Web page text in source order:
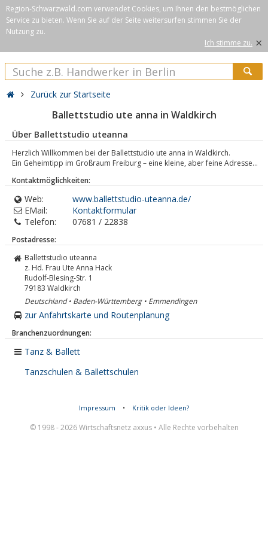
Region-Schwarzwald.com verwendet Cookies, um Ihnen den bestmöglichen
Service zu bieten. Wenn Sie auf der Seite weitersurfen stimmen Sie der
Nutzung zu.
Ich stimme zu. ×
Zurück zur Startseite
Ballettstudio ute anna in Waldkirch
Über Ballettstudio uteanna
Herzlich Willkommen bei der Ballettstudio ute anna in Waldkirch.
Ein Geheimtipp im Großraum Freiburg – eine kleine, aber feine Adresse...
Kontaktmöglichkeiten:
Web:
www.ballettstudio-uteanna.de/
EMail:
Kontaktformular
Telefon:
07681 / 22838
Postadresse:
Ballettstudio uteanna
z. Hd. Frau Ute Anna Hack
Rudolf-Blesing-Str. 1
79183 Waldkirch
Deutschland • Baden-Württemberg • Emmendingen
zur Anfahrtskarte und Routenplanung
Branchenzuordnungen:
Tanz & Ballett
Tanzschulen & Ballettschulen
Impressum • Kritik oder Ideen?
© 1998 - 2026 Wirtschaftsnetz axxus • Alle Rechte vorbehalten